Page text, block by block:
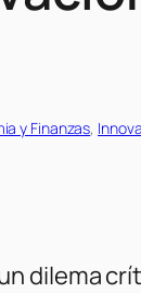
y Finanzas,
dilema